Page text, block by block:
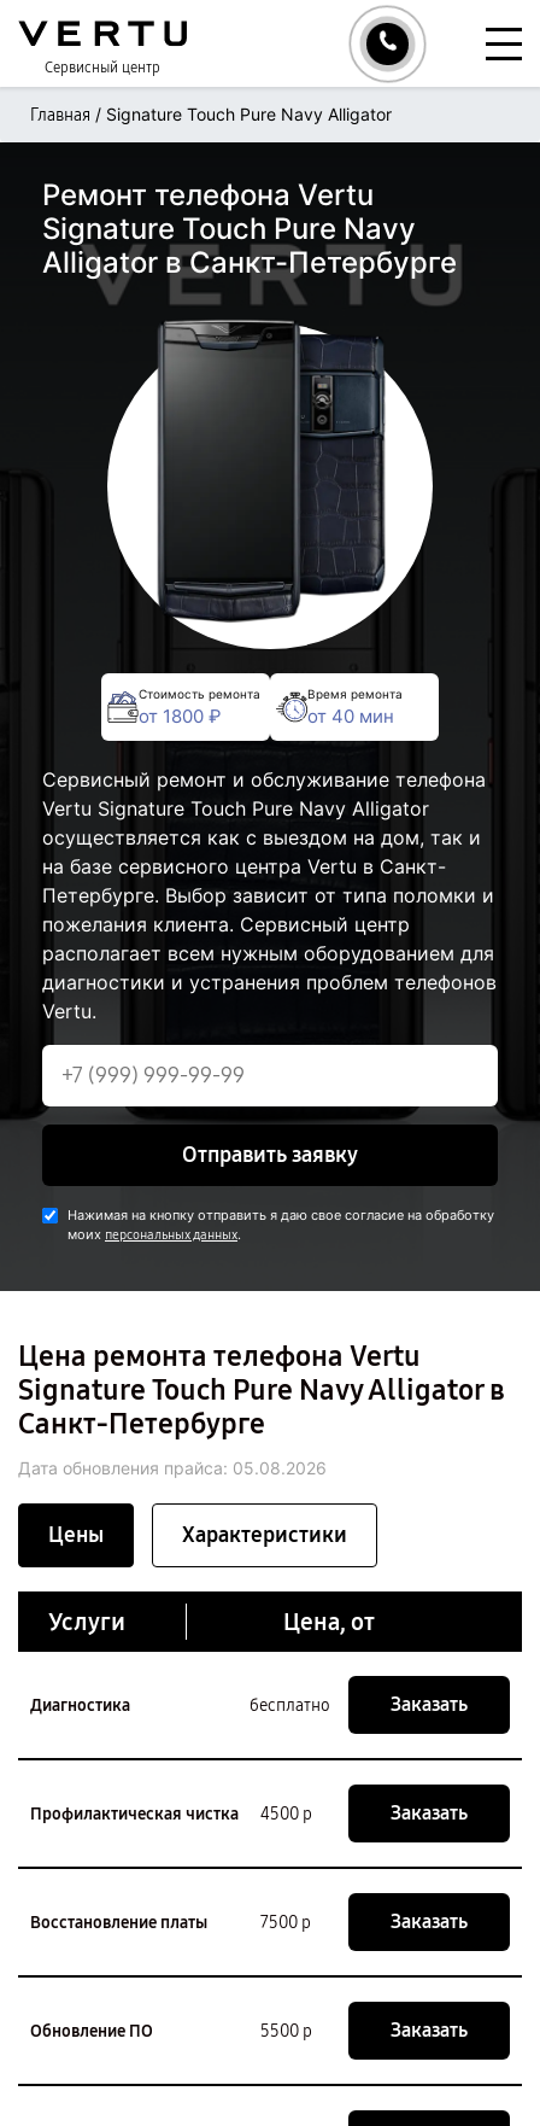
Сервисный центр
Главная / Signature Touch Pure Navy Alligator
Ремонт телефона Vertu
Signature Touch Pure Navy
Alligator в Санкт-Петербурге
Стоимость ремонта
от 1800 ₽
Время ремонта
от 40 мин
Сервисный ремонт и обслуживание телефона
Vertu Signature Touch Pure Navy Alligator
осуществляется как с выездом на дом, так и
на базе сервисного центра Vertu в Санкт-
Петербурге. Выбор зависит от типа поломки и
пожелания клиента. Сервисный центр
располагает всем нужным оборудованием для
диагностики и устранения проблем телефонов
Vertu.
Отправить заявку
Нажимая на кнопку отправить я даю свое согласие на обработку
моих персональных данных.
Цена ремонта телефона Vertu
Signature Touch Pure Navy Alligator в
Санкт-Петербурге
Дата обновления прайса: 05.08.2026
Цены Характеристики
Услуги Цена, от
Диагностика бесплатно Заказать
Профилактическая чистка 4500 р Заказать
Восстановление платы 7500 р Заказать
Обновление ПО 5500 р Заказать